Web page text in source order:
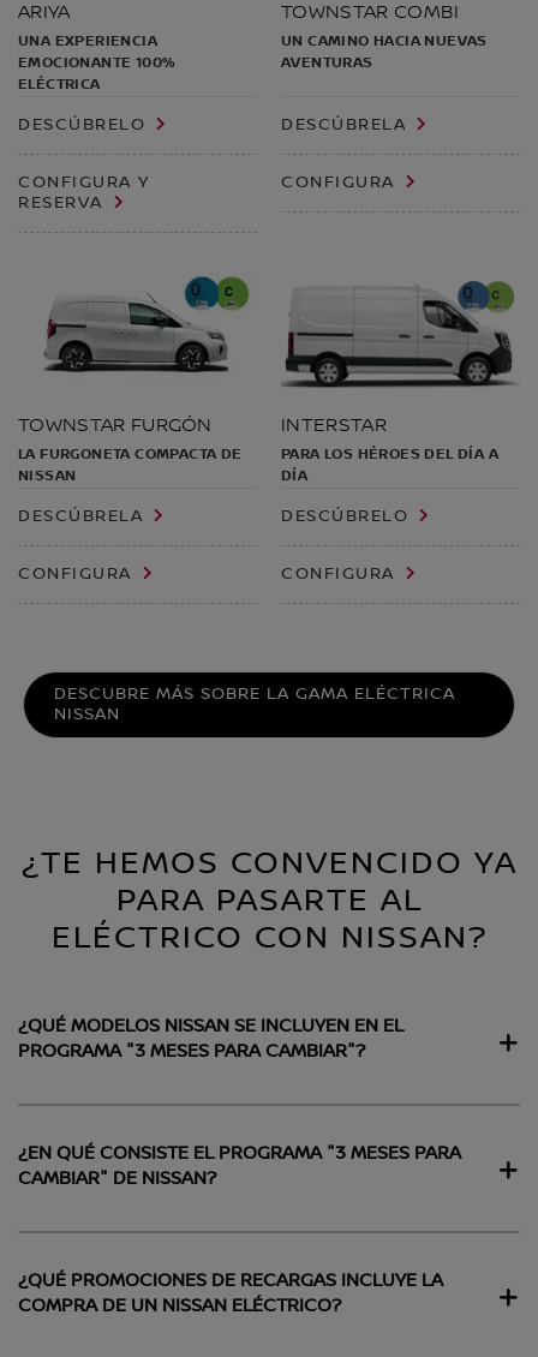
ARIYA
UNA EXPERIENCIA
EMOCIONANTE 100%
ELÉCTRICA
DESCÚBRELO
CONFIGURA Y
RESERVA
TOWNSTAR COMBI
UN CAMINO HACIA NUEVAS
AVENTURAS
DESCÚBRELA
CONFIGURA
TOWNSTAR FURGÓN
LA FURGONETA COMPACTA DE
NISSAN
DESCÚBRELA
CONFIGURA
INTERSTAR
PARA LOS HÉROES DEL DÍA A
DÍA
DESCÚBRELO
CONFIGURA
DESCUBRE MÁS SOBRE LA GAMA ELÉCTRICA
NISSAN
¿TE HEMOS CONVENCIDO YA
PARA PASARTE AL
ELÉCTRICO CON NISSAN?
¿QUÉ MODELOS NISSAN SE INCLUYEN EN EL
PROGRAMA "3 MESES PARA CAMBIAR"?
¿EN QUÉ CONSISTE EL PROGRAMA "3 MESES PARA
CAMBIAR" DE NISSAN?
¿QUÉ PROMOCIONES DE RECARGAS INCLUYE LA
COMPRA DE UN NISSAN ELÉCTRICO?